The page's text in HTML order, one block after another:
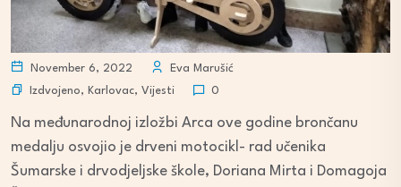
November 6, 2022
Eva Marušić
Izdvojeno, Karlovac, Vijesti 0
Na međunarodnoj izložbi Arca ove godine brončanu
medalju osvojio je drveni motocikl- rad učenika
Šumarske i drvodjeljske škole, Doriana Mirta i Domagoja